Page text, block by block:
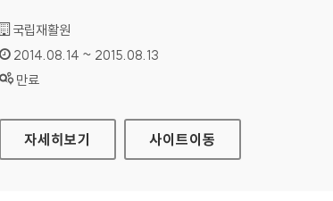
기관명 :
국립재활원
인증기간 :
2014.08.14 ~ 2015.08.13
상태 :
만료
국립재활원 홈페이지
자세히보기 사이트이동